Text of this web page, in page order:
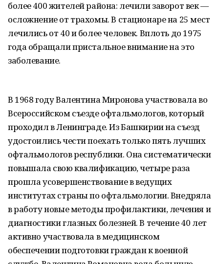
более 400 жителей района: лечили заворот век —
осложнение от трахомы. В стационаре на 25 мест
лечились от 40 и более человек. Вплоть до 1975
года обращали пристальное внимание на это
заболевание.
В 1968 году Валентина Миронова участвовала во
Всероссийском съезде офтальмологов, который
проходил в Ленинграде. Из Башкирии на съезд
удостоились чести поехать только пять лучших
офтальмологов республики. Она систематически
повышала свою квалификацию, четыре раза
прошла усовершенствование в ведущих
институтах страны по офтальмологии. Внедряла
в работу новые методы профилактики, лечения и
диагностики глазных болезней. В течение 40 лет
активно участвовала в медицинском
обеспечении подготовки граждан к военной